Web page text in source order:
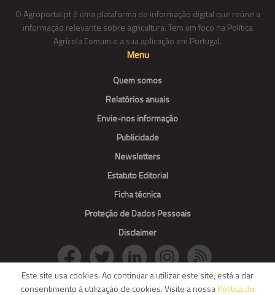
O Agroportal.pt é uma plataforma de informação digital que reúne a
informação relevante sobre agricultura. Tem um foco na Política
Agrícola Comum e a sua aplicação em Portugal.
Menu
Quem somos
Relatórios anuais
Envie-nos informação
Publicidade
Newsletters
Estatuto Editorial
Ficha técnica
Proteção de Dados Pessoais
Disclaimer
Este site usa cookies. Ao continuar a utilizar este site, está a dar
consentimento à utilização de cookies. Visite a nossaPolítica de